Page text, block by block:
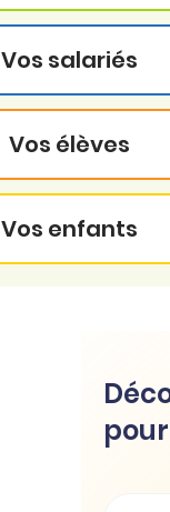
Vos salariés
Vos élèves
Vos enfants